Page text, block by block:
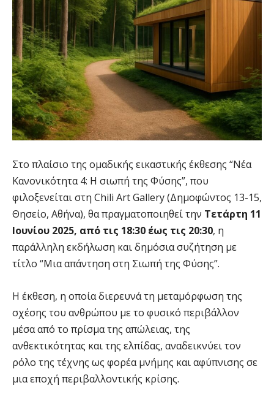
Στο πλαίσιο της ομαδικής εικαστικής έκθεσης “Νέα
Κανονικότητα 4: Η σιωπή της Φύσης”, που
φιλοξενείται στη Chili Art Gallery (Δημοφώντος 13-15,
Θησείο, Αθήνα), θα πραγματοποιηθεί την Τετάρτη 11
Ιουνίου 2025, από τις 18:30 έως τις 20:30, η
παράλληλη εκδήλωση και δημόσια συζήτηση με
τίτλο “Μια απάντηση στη Σιωπή της Φύσης”.
Η έκθεση, η οποία διερευνά τη μεταμόρφωση της
σχέσης του ανθρώπου με το φυσικό περιβάλλον
μέσα από το πρίσμα της απώλειας, της
ανθεκτικότητας και της ελπίδας, αναδεικνύει τον
ρόλο της τέχνης ως φορέα μνήμης και αφύπνισης σε
μια εποχή περιβαλλοντικής κρίσης.